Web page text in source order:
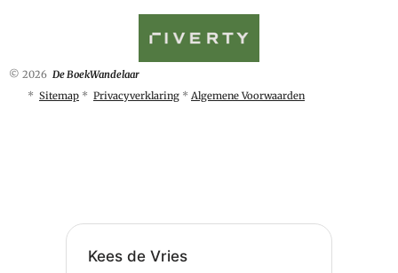
© 2026 De BoekWandelaar
* Sitemap * Privacyverklaring * Algemene Voorwaarden